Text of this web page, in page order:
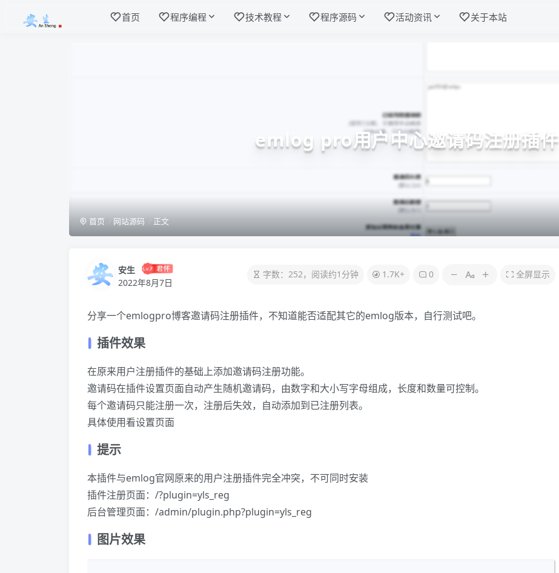
首页 程序编程 技术教程 程序源码 活动资讯 关于本站
emlog pro用户中心邀请码注册插件
首页 网站源码 正文
安生
2022年8月7日
字数：252，阅读约1分钟 1.7K+ 0 全屏显示
分享一个emlogpro博客邀请码注册插件，不知道能否适配其它的emlog版本，自行测试吧。
插件效果
在原来用户注册插件的基础上添加邀请码注册功能。
邀请码在插件设置页面自动产生随机邀请码，由数字和大小写字母组成，长度和数量可控制。
每个邀请码只能注册一次，注册后失效，自动添加到已注册列表。
具体使用看设置页面
提示
本插件与emlog官网原来的用户注册插件完全冲突，不可同时安装
插件注册页面：/?plugin=yls_reg
后台管理页面：/admin/plugin.php?plugin=yls_reg
图片效果